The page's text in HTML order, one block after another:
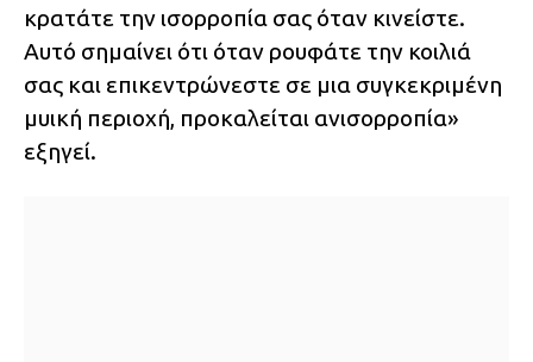
κρατάτε την ισορροπία σας όταν κινείστε.
Αυτό σημαίνει ότι όταν ρουφάτε την κοιλιά
σας και επικεντρώνεστε σε μια συγκεκριμένη
μυική περιοχή, προκαλείται ανισορροπία»
εξηγεί.